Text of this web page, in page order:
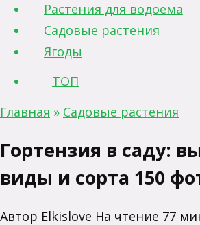
Растения для водоема
Садовые растения
Ягоды
ТОП
Главная » Садовые растения
Гортензия в саду:
виды и сорта 150
Автор Elkislove На чтение 77